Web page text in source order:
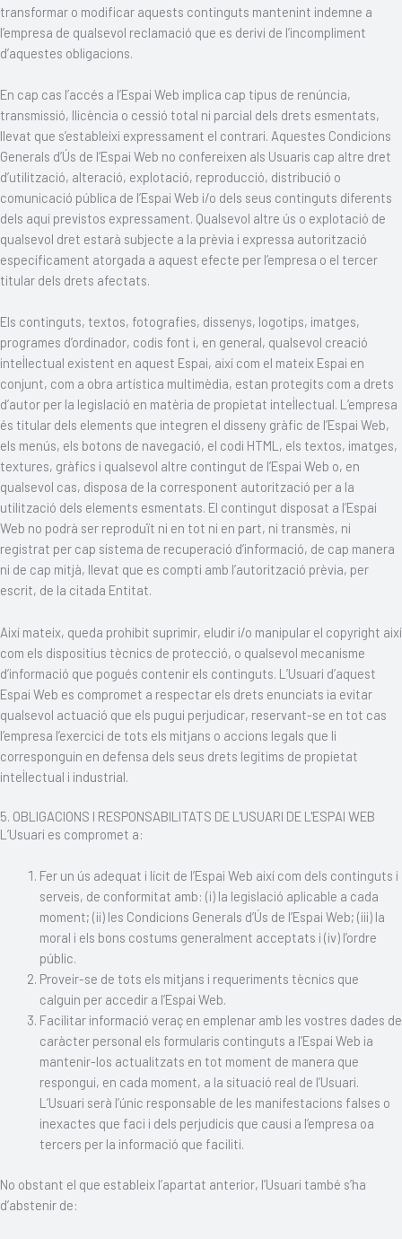
transformar o modificar aquests continguts mantenint indemne a
l’empresa de qualsevol reclamació que es derivi de l’incompliment
d’aquestes obligacions.
En cap cas l’accés a l’Espai Web implica cap tipus de renúncia,
transmissió, llicència o cessió total ni parcial dels drets esmentats,
llevat que s’estableixi expressament el contrari. Aquestes Condicions
Generals d’Ús de l’Espai Web no confereixen als Usuaris cap altre dret
d’utilització, alteració, explotació, reproducció, distribució o
comunicació pública de l’Espai Web i/o dels seus continguts diferents
dels aquí previstos expressament. Qualsevol altre ús o explotació de
qualsevol dret estarà subjecte a la prèvia i expressa autorització
específicament atorgada a aquest efecte per l’empresa o el tercer
titular dels drets afectats.
Els continguts, textos, fotografies, dissenys, logotips, imatges,
programes d’ordinador, codis font i, en general, qualsevol creació
intel·lectual existent en aquest Espai, així com el mateix Espai en
conjunt, com a obra artística multimèdia, estan protegits com a drets
d’autor per la legislació en matèria de propietat intel·lectual. L’empresa
és titular dels elements que integren el disseny gràfic de l’Espai Web,
els menús, els botons de navegació, el codi HTML, els textos, imatges,
textures, gràfics i qualsevol altre contingut de l’Espai Web o, en
qualsevol cas, disposa de la corresponent autorització per a la
utilització dels elements esmentats. El contingut disposat a l’Espai
Web no podrà ser reproduït ni en tot ni en part, ni transmès, ni
registrat per cap sistema de recuperació d’informació, de cap manera
ni de cap mitjà, llevat que es compti amb l’autorització prèvia, per
escrit, de la citada Entitat.
Així mateix, queda prohibit suprimir, eludir i/o manipular el copyright així
com els dispositius tècnics de protecció, o qualsevol mecanisme
d’informació que pogués contenir els continguts. L’Usuari d’aquest
Espai Web es compromet a respectar els drets enunciats ia evitar
qualsevol actuació que els pugui perjudicar, reservant-se en tot cas
l’empresa l’exercici de tots els mitjans o accions legals que li
corresponguin en defensa dels seus drets legítims de propietat
intel·lectual i industrial.
5. OBLIGACIONS I RESPONSABILITATS DE L'USUARI DE L'ESPAI WEB
L’Usuari es compromet a:
Fer un ús adequat i lícit de l’Espai Web així com dels continguts i
serveis, de conformitat amb: (i) la legislació aplicable a cada
moment; (ii) les Condicions Generals d’Ús de l’Espai Web; (iii) la
moral i els bons costums generalment acceptats i (iv) l’ordre
públic.
Proveir-se de tots els mitjans i requeriments tècnics que
calguin per accedir a l’Espai Web.
Facilitar informació veraç en emplenar amb les vostres dades de
caràcter personal els formularis continguts a l’Espai Web ia
mantenir-los actualitzats en tot moment de manera que
respongui, en cada moment, a la situació real de l’Usuari.
L’Usuari serà l’únic responsable de les manifestacions falses o
inexactes que faci i dels perjudicis que causi a l’empresa oa
tercers per la informació que faciliti.
No obstant el que estableix l’apartat anterior, l’Usuari també s’ha
d’abstenir de: